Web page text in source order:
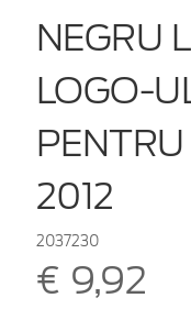
NEGRU
LOGO-
2012
2037230
€ 9,92